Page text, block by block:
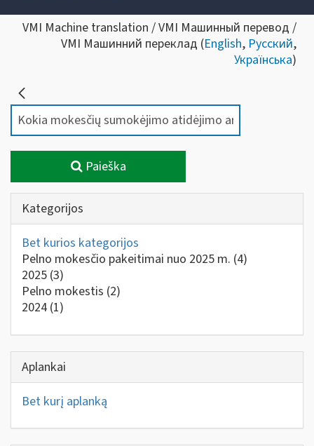
VMI Machine translation / VMI Машинный перевод /
VMI Машинний переклад (English, Русский,
Українська)
Paieška
Kategorijos
Bet kurios kategorijos
Pelno mokesčio pakeitimai nuo 2025 m. (4)
2025 (3)
Pelno mokestis (2)
2024 (1)
Aplankai
Bet kurį aplanką